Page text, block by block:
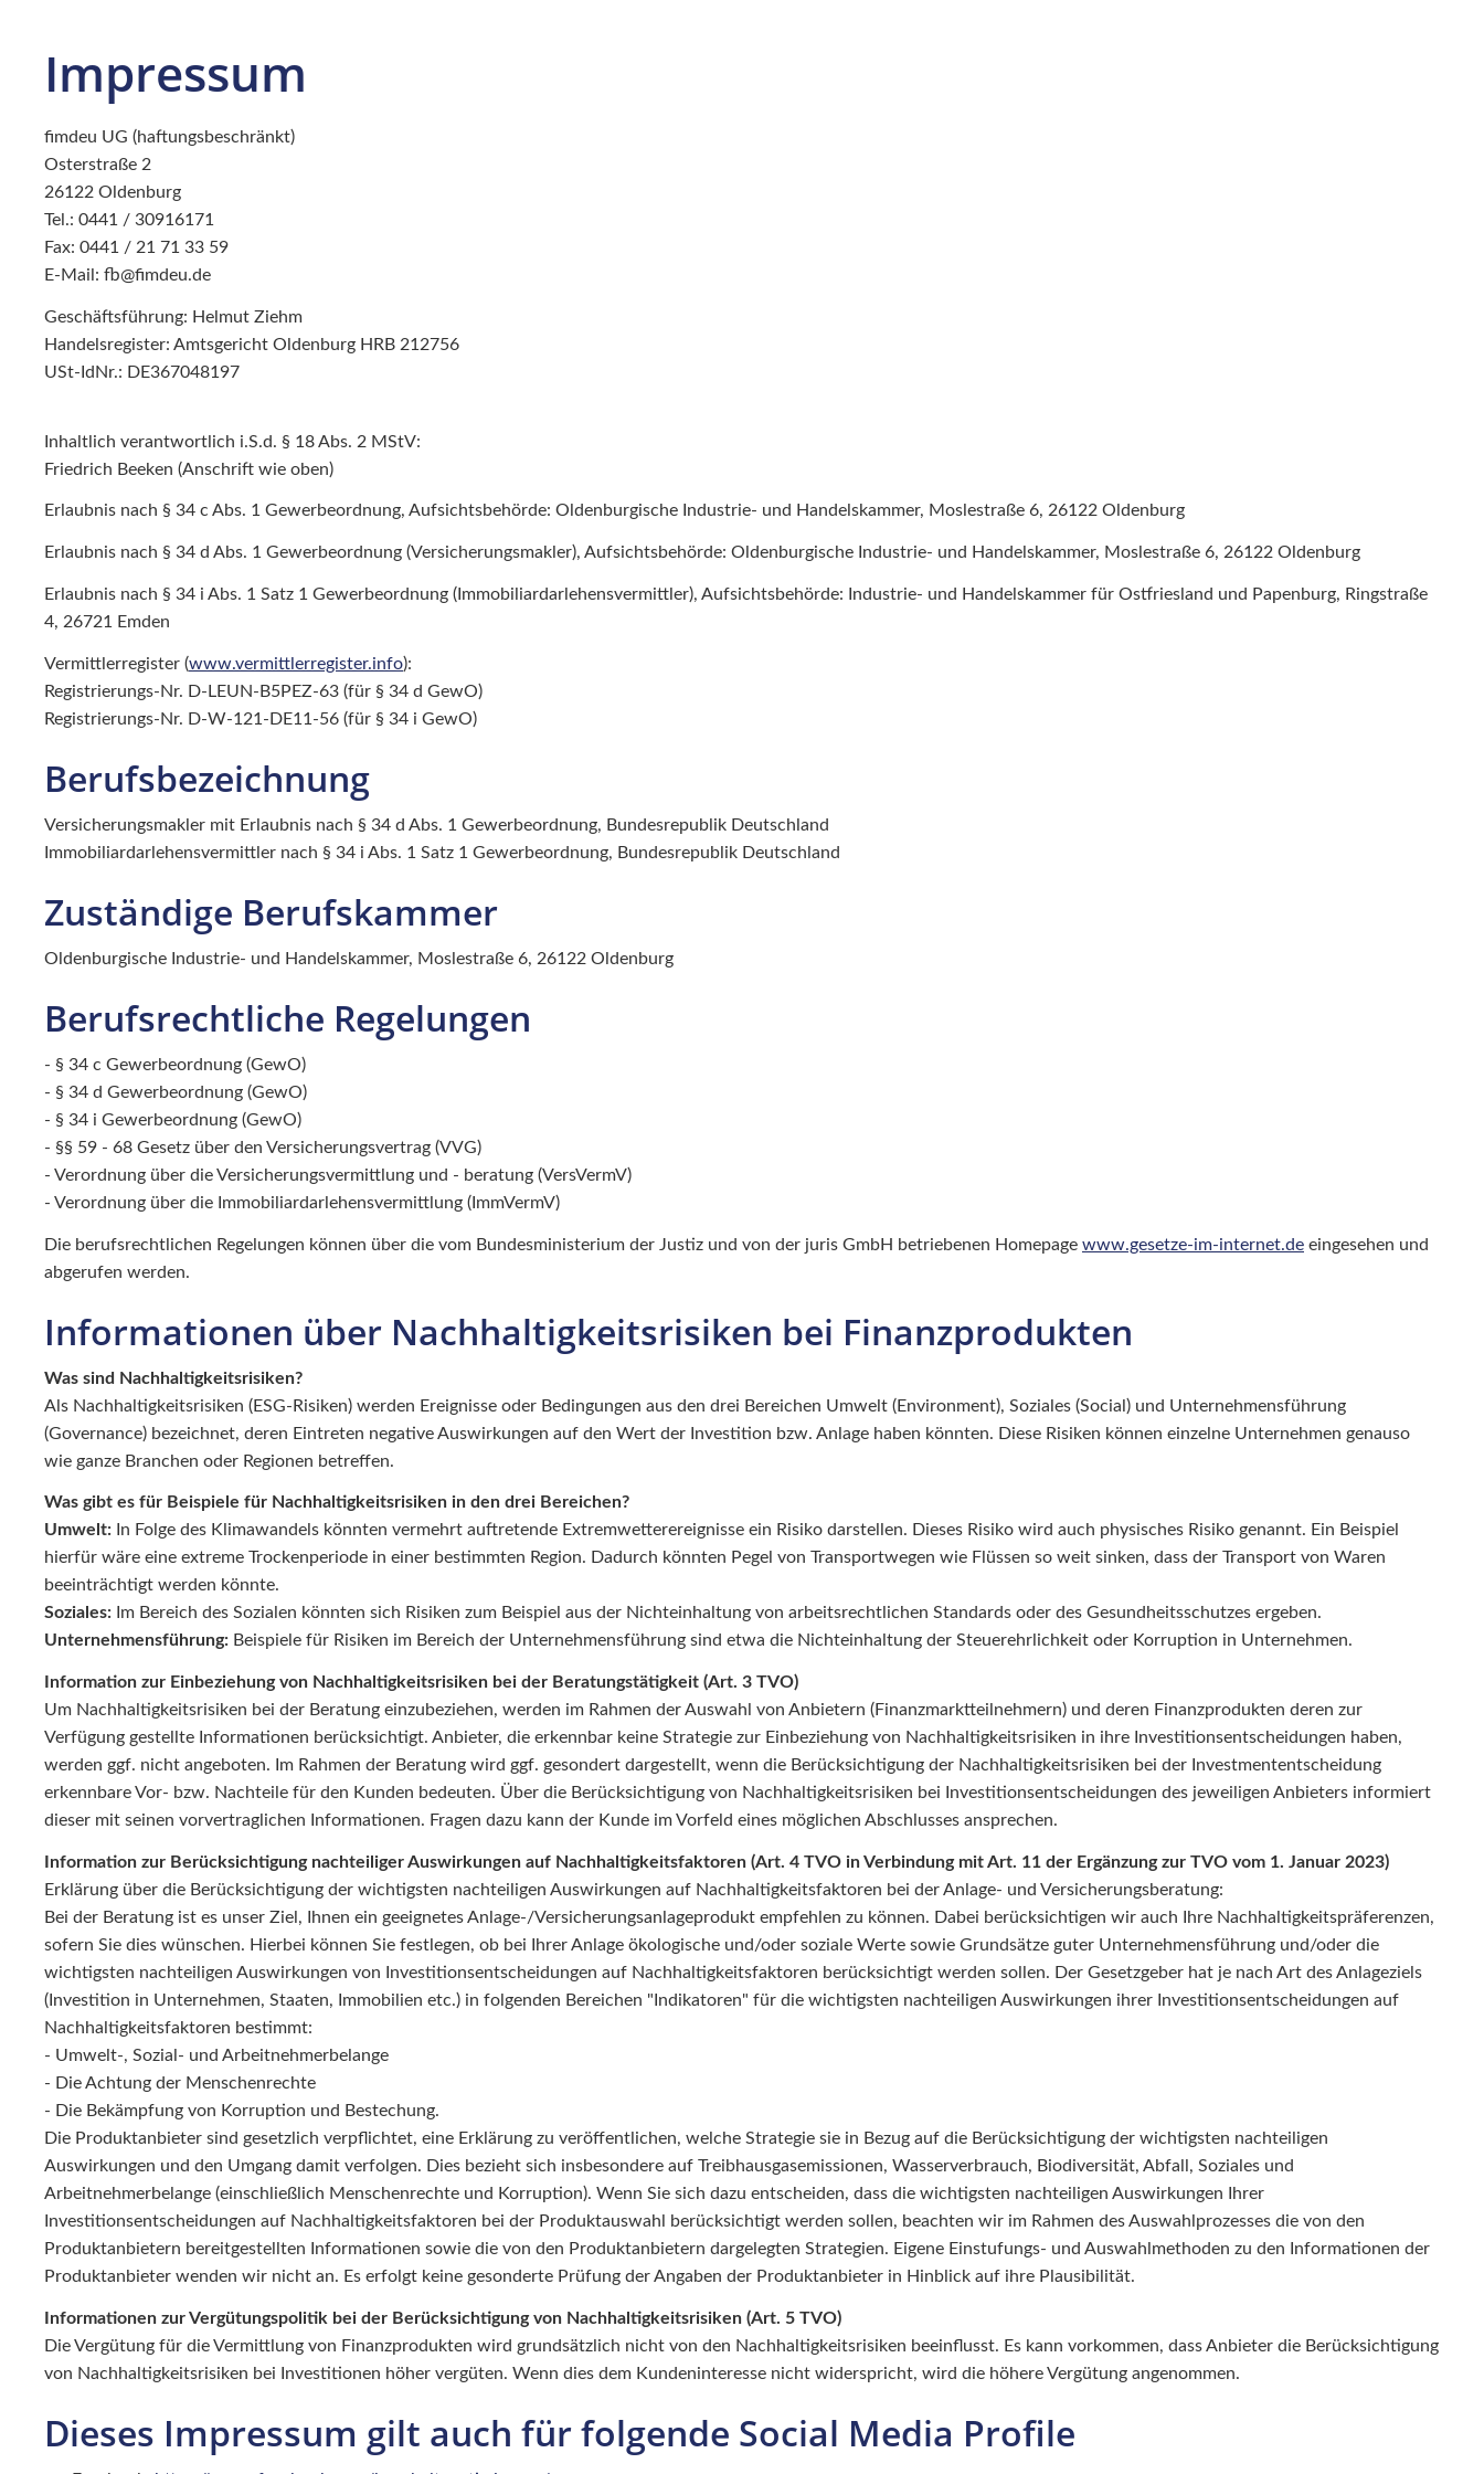
Impressum
fimdeu UG (haftungsbeschränkt)
Osterstraße 2
26122 Oldenburg
Tel.: 0441 / 30916171
Fax: 0441 / 21 71 33 59
E-Mail: fb@fimdeu.de
Geschäftsführung: Helmut Ziehm
Handelsregister: Amtsgericht Oldenburg HRB 212756
USt-IdNr.: DE367048197
Inhaltlich verantwortlich i.S.d. § 18 Abs. 2 MStV:
Friedrich Beeken (Anschrift wie oben)
Erlaubnis nach § 34 c Abs. 1 Gewerbeordnung, Aufsichtsbehörde: Oldenburgische Industrie- und Handelskammer, Moslestraße 6, 26122 Oldenburg
Erlaubnis nach § 34 d Abs. 1 Gewerbeordnung (Versicherungsmakler), Aufsichtsbehörde: Oldenburgische Industrie- und Handelskammer, Moslestraße 6, 26122 Oldenburg
Erlaubnis nach § 34 i Abs. 1 Satz 1 Gewerbeordnung (Immobiliardarlehensvermittler), Aufsichtsbehörde: Industrie- und Handelskammer für Ostfriesland und Papenburg, Ringstraße
4, 26721 Emden
Vermittlerregister (www.vermittlerregister.info):
Registrierungs-Nr. D-LEUN-B5PEZ-63 (für § 34 d GewO)
Registrierungs-Nr. D-W-121-DE11-56 (für § 34 i GewO)
Berufsbezeichnung
Versicherungsmakler mit Erlaubnis nach § 34 d Abs. 1 Gewerbeordnung, Bundesrepublik Deutschland
Immobiliardarlehensvermittler nach § 34 i Abs. 1 Satz 1 Gewerbeordnung, Bundesrepublik Deutschland
Zuständige Berufskammer
Oldenburgische Industrie- und Handelskammer, Moslestraße 6, 26122 Oldenburg
Berufsrechtliche Regelungen
- § 34 c Gewerbeordnung (GewO)
- § 34 d Gewerbeordnung (GewO)
- § 34 i Gewerbeordnung (GewO)
- §§ 59 - 68 Gesetz über den Versicherungsvertrag (VVG)
- Verordnung über die Versicherungsvermittlung und - beratung (VersVermV)
- Verordnung über die Immobiliardarlehensvermittlung (ImmVermV)
Die berufsrechtlichen Regelungen können über die vom Bundesministerium der Justiz und von der juris GmbH betriebenen Homepage www.gesetze-im-internet.de eingesehen und
abgerufen werden.
Informationen über Nachhaltigkeitsrisiken bei Finanzprodukten
Was sind Nachhaltigkeitsrisiken?
Als Nachhaltigkeitsrisiken (ESG-Risiken) werden Ereignisse oder Bedingungen aus den drei Bereichen Umwelt (Environment), Soziales (Social) und Unternehmensführung
(Governance) bezeichnet, deren Eintreten negative Auswirkungen auf den Wert der Investition bzw. Anlage haben könnten. Diese Risiken können einzelne Unternehmen genauso
wie ganze Branchen oder Regionen betreffen.
Was gibt es für Beispiele für Nachhaltigkeitsrisiken in den drei Bereichen?
Umwelt: In Folge des Klimawandels könnten vermehrt auftretende Extremwetterereignisse ein Risiko darstellen. Dieses Risiko wird auch physisches Risiko genannt. Ein Beispiel
hierfür wäre eine extreme Trockenperiode in einer bestimmten Region. Dadurch könnten Pegel von Transportwegen wie Flüssen so weit sinken, dass der Transport von Waren
beeinträchtigt werden könnte.
Soziales: Im Bereich des Sozialen könnten sich Risiken zum Beispiel aus der Nichteinhaltung von arbeitsrechtlichen Standards oder des Gesundheitsschutzes ergeben.
Unternehmensführung: Beispiele für Risiken im Bereich der Unternehmensführung sind etwa die Nichteinhaltung der Steuerehrlichkeit oder Korruption in Unternehmen.
Information zur Einbeziehung von Nachhaltigkeitsrisiken bei der Beratungstätigkeit (Art. 3 TVO)
Um Nachhaltigkeitsrisiken bei der Beratung einzubeziehen, werden im Rahmen der Auswahl von Anbietern (Finanzmarktteilnehmern) und deren Finanzprodukten deren zur
Verfügung gestellte Informationen berücksichtigt. Anbieter, die erkennbar keine Strategie zur Einbeziehung von Nachhaltigkeitsrisiken in ihre Investitionsentscheidungen haben,
werden ggf. nicht angeboten. Im Rahmen der Beratung wird ggf. gesondert dargestellt, wenn die Berücksichtigung der Nachhaltigkeitsrisiken bei der Investmententscheidung
erkennbare Vor- bzw. Nachteile für den Kunden bedeuten. Über die Berücksichtigung von Nachhaltigkeitsrisiken bei Investitionsentscheidungen des jeweiligen Anbieters informiert
dieser mit seinen vorvertraglichen Informationen. Fragen dazu kann der Kunde im Vorfeld eines möglichen Abschlusses ansprechen.
Information zur Berücksichtigung nachteiliger Auswirkungen auf Nachhaltigkeitsfaktoren (Art. 4 TVO in Verbindung mit Art. 11 der Ergänzung zur TVO vom 1. Januar 2023)
Erklärung über die Berücksichtigung der wichtigsten nachteiligen Auswirkungen auf Nachhaltigkeitsfaktoren bei der Anlage- und Versicherungsberatung:
Bei der Beratung ist es unser Ziel, Ihnen ein geeignetes Anlage-/Versicherungsanlageprodukt empfehlen zu können. Dabei berücksichtigen wir auch Ihre Nachhaltigkeitspräferenzen,
sofern Sie dies wünschen. Hierbei können Sie festlegen, ob bei Ihrer Anlage ökologische und/oder soziale Werte sowie Grundsätze guter Unternehmensführung und/oder die
wichtigsten nachteiligen Auswirkungen von Investitionsentscheidungen auf Nachhaltigkeitsfaktoren berücksichtigt werden sollen. Der Gesetzgeber hat je nach Art des Anlageziels
(Investition in Unternehmen, Staaten, Immobilien etc.) in folgenden Bereichen "Indikatoren" für die wichtigsten nachteiligen Auswirkungen ihrer Investitionsentscheidungen auf
Nachhaltigkeitsfaktoren bestimmt:
- Umwelt-, Sozial- und Arbeitnehmerbelange
- Die Achtung der Menschenrechte
- Die Bekämpfung von Korruption und Bestechung.
Die Produktanbieter sind gesetzlich verpflichtet, eine Erklärung zu veröffentlichen, welche Strategie sie in Bezug auf die Berücksichtigung der wichtigsten nachteiligen
Auswirkungen und den Umgang damit verfolgen. Dies bezieht sich insbesondere auf Treibhausgasemissionen, Wasserverbrauch, Biodiversität, Abfall, Soziales und
Arbeitnehmerbelange (einschließlich Menschenrechte und Korruption). Wenn Sie sich dazu entscheiden, dass die wichtigsten nachteiligen Auswirkungen Ihrer
Investitionsentscheidungen auf Nachhaltigkeitsfaktoren bei der Produktauswahl berücksichtigt werden sollen, beachten wir im Rahmen des Auswahlprozesses die von den
Produktanbietern bereitgestellten Informationen sowie die von den Produktanbietern dargelegten Strategien. Eigene Einstufungs- und Auswahlmethoden zu den Informationen der
Produktanbieter wenden wir nicht an. Es erfolgt keine gesonderte Prüfung der Angaben der Produktanbieter in Hinblick auf ihre Plausibilität.
Informationen zur Vergütungspolitik bei der Berücksichtigung von Nachhaltigkeitsrisiken (Art. 5 TVO)
Die Vergütung für die Vermittlung von Finanzprodukten wird grundsätzlich nicht von den Nachhaltigkeitsrisiken beeinflusst. Es kann vorkommen, dass Anbieter die Berücksichtigung
von Nachhaltigkeitsrisiken bei Investitionen höher vergüten. Wenn dies dem Kundeninteresse nicht widerspricht, wird die höhere Vergütung angenommen.
Dieses Impressum gilt auch für folgende Social Media Profile